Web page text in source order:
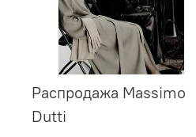
Распродажа Massimo
Dutti